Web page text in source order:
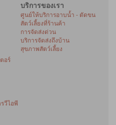
อร์
บริการของเรา
ศูนย์ให้บริการอาบน้ำ - ตัดขน
สัตว์เลี้ยงที่ร้านค้า
การจัดส่งด่วน
บริการจัดส่งถึงบ้าน
สุขภาพสัตว์เลี้ยง
วีไอพี